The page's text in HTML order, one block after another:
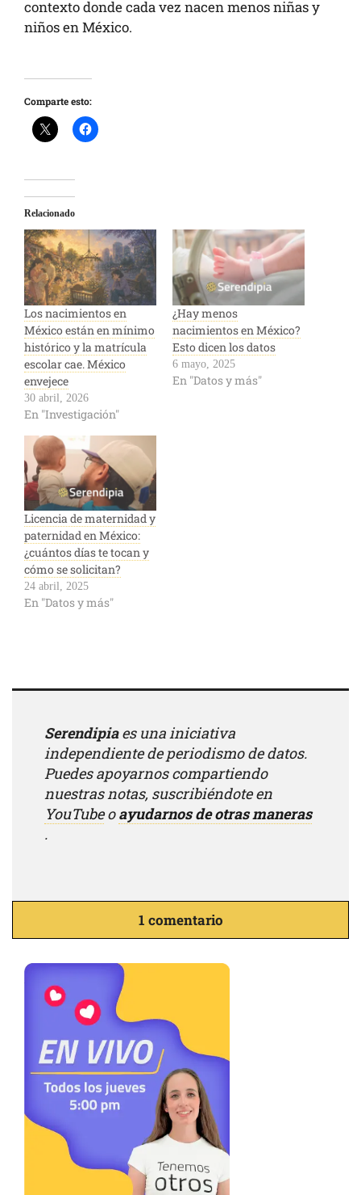
contexto donde cada vez nacen menos niñas y
niños en México.
Comparte esto:
Relacionado
Los nacimientos en
México están en mínimo
histórico y la matrícula
escolar cae. México
envejece
30 abril, 2026
En "Investigación"
¿Hay menos
nacimientos en México?
Esto dicen los datos
6 mayo, 2025
En "Datos y más"
Licencia de maternidad y
paternidad en México:
¿cuántos días te tocan y
cómo se solicitan?
24 abril, 2025
En "Datos y más"
Serendipiaes una iniciativa
independiente de periodismo de datos.
Puedes apoyarnos compartiendo
nuestras notas, suscribiéndote en
YouTubeoayudarnos de otras maneras
.
1 comentario